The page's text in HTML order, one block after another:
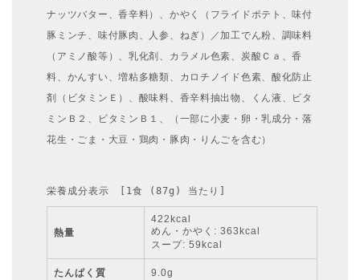
ナッツバター、香辛料）、かやく（フライドポテト、味付
豚ミンチ、味付豚肉、人参、ねぎ）／加工でん粉、調味料
（アミノ酸等）、乳化剤、カラメル色素、炭酸Ｃａ、香
料、かんすい、増粘多糖類、カロチノイド色素、酸化防止
剤（ビタミンＥ）、酸味料、香辛料抽出物、くん液、ビタ
ミンＢ２、ビタミンＢ１、（一部に小麦・卵・乳成分・落
花生・ごま・大豆・鶏肉・豚肉・りんごを含む）
栄養成分表示　[1食 (87g) 当たり]
熱量
422kcal
めん・かやく: 363kcal
スープ: 59kcal
たんぱく質 9.0g